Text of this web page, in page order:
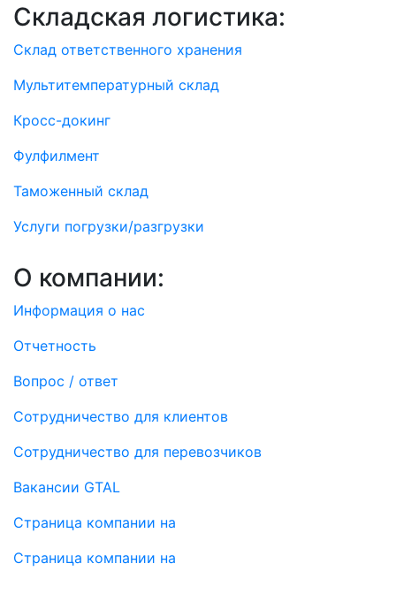
Складская логистика:
Склад ответственного хранения
Мультитемпературный склад
Кросс-докинг
Фулфилмент
Таможенный склад
Услуги погрузки/разгрузки
О компании:
Информация о нас
Отчетность
Вопрос / ответ
Сотрудничество для клиентов
Сотрудничество для перевозчиков
Вакансии GTAL
Страница компании на
Страница компании на